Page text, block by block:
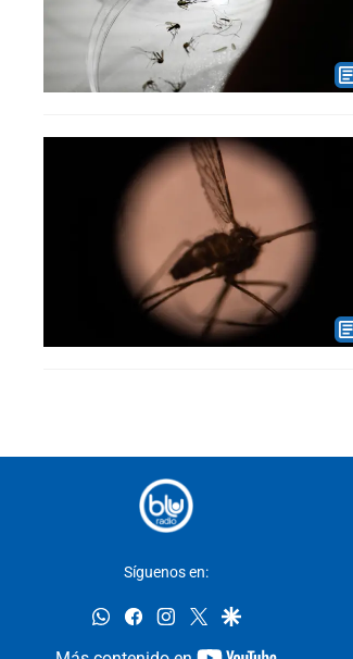
Síguenos en:
whatsappfacebookinstagram
twittergoogle